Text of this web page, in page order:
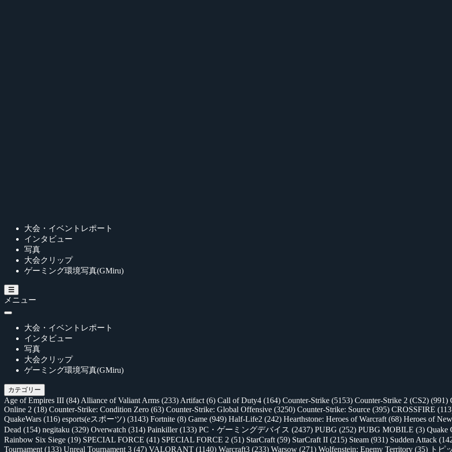
大会・イベントレポート
インタビュー
写真
大会クリップ
ゲーミング環境写真(GMiru)
メニュー
大会・イベントレポート
インタビュー
写真
大会クリップ
ゲーミング環境写真(GMiru)
カテゴリー
Age of Empires III (84) Alliance of Valiant Arms (233) Artifact (6) Call of Duty4 (164) Counter-Strike (5153) Counter-Strike 2 (CS2) (991)
Online 2 (18) Counter-Strike: Condition Zero (63) Counter-Strike: Global Offensive (3250) Counter-Strike: Source (395) CROSSFIRE
QuakeWars (116) esports(eスポーツ) (3143) Fortnite (8) Game (949) Half-Life2 (242) Hearthstone: Heroes of Warcraft (68) Heroes of
Dead (154) negitaku (329) Overwatch (314) Painkiller(133) PC・ゲーミングデバイス (2437) PUBG (252) PUBG MOBILE (3) Quake
Rainbow Six Siege (19) SPECIAL FORCE (41) SPECIAL FORCE 2 (51) StarCraft (59) StarCraft II (215) Steam (931) Sudden Attack
Tournament (133) Unreal Tournament 3 (47) VALORANT (1140) Warcraft3 (233) Warsow (271) Wolfenstein: Enemy Territory (35) トピ